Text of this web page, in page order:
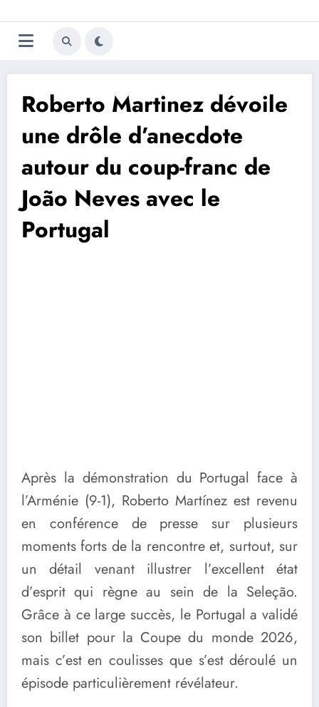
au
contenu
Trivela
L'actualité du football
Roberto Martinez dévoile
une drôle d’anecdote
autour du coup-franc de
João Neves avec le
Portugal
Après la démonstration du Portugal face à
l’Arménie (9-1), Roberto Martínez est revenu
en conférence de presse sur plusieurs
moments forts de la rencontre et, surtout, sur
un détail venant illustrer l’excellent état
d’esprit qui règne au sein de la Seleção.
Grâce à ce large succès, le Portugal a validé
son billet pour la Coupe du monde 2026,
mais c’est en coulisses que s’est déroulé un
épisode particulièrement révélateur.